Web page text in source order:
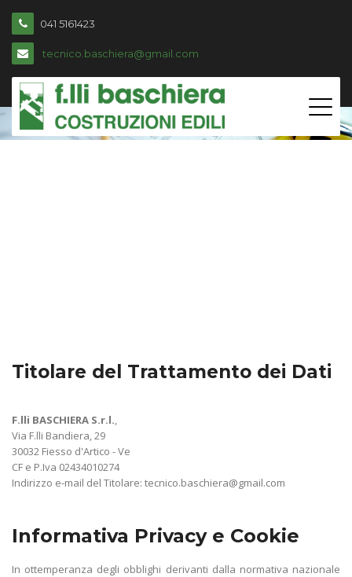
041 5161423
tecnico.baschiera@gmail.com
Titolare del Trattamento dei Dati
F.lli BASCHIERA S.r.l.,
Via F.lli Bandiera, 29
30032 Fiesso d'Artico - Ve
CF e P.Iva 02434010274
Indirizzo e-mail del Titolare: tecnico.baschiera@gmail.com
Informativa Privacy e Cookie
In ottemperanza degli obblighi derivanti dalla normativa nazionale